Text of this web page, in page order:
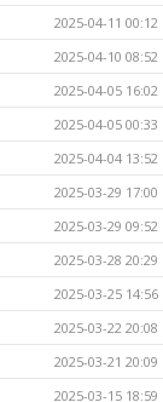
2025-04-11 00:12
2025-04-10 08:52
2025-04-05 16:02
2025-04-05 00:33
2025-04-04 13:52
2025-03-29 17:00
2025-03-29 09:52
2025-03-28 20:29
2025-03-25 14:56
2025-03-22 20:08
2025-03-21 20:09
2025-03-15 18:59